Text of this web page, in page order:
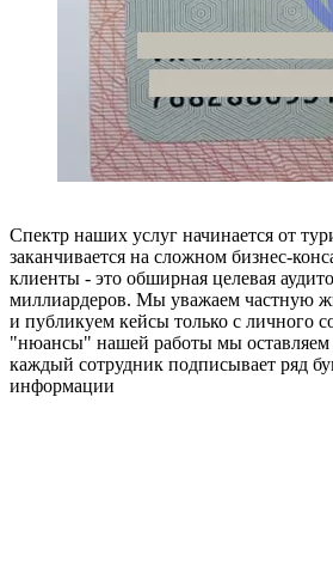
Спектр наших услуг начинается от
заканчивается на сложном бизнес-
клиенты - это обширная целевая
миллиардеров. Мы уважаем частную
и публикуем кейсы только с личного
"нюансы" нашей работы мы оставляем
каждый сотрудник подписывает ряд
информации